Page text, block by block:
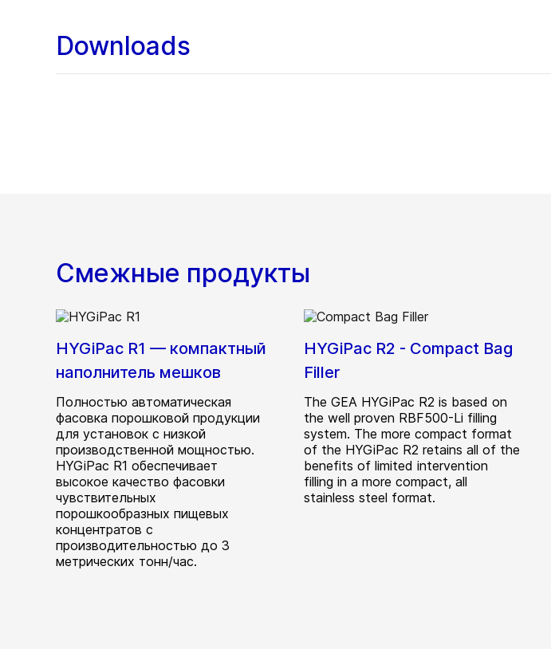
Downloads
Смежные продукты
HYGiPac R1 — компактный
наполнитель мешков
Полностью автоматическая
фасовка порошковой продукции
для установок с низкой
производственной мощностью.
HYGiPac R1 обеспечивает
высокое качество фасовки
чувствительных
порошкообразных пищевых
концентратов с
производительностью до 3
метрических тонн/час.
HYGiPac R2 - Compact Bag
Filler
The GEA HYGiPac R2 is based on
the well proven RBF500-Li filling
system. The more compact format
of the HYGiPac R2 retains all of the
benefits of limited intervention
filling in a more compact, all
stainless steel format.